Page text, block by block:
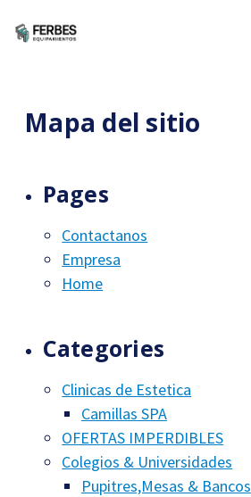
Mapa del sitio
Pages
Contactanos
Empresa
Home
Categories
Clinicas de Estetica
Camillas SPA
OFERTAS IMPERDIBLES
Colegios & Universidades
Pupitres,Mesas & Bancos